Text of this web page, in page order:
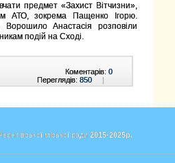
предмет «Захист Вітчизни»,
АТО, зокрема Пащенко Ігорю.
Анастасія розповіли
подій на Сході.
Коментарів: 0
Переглядів: 850 |
міської ради 2015-2025р.